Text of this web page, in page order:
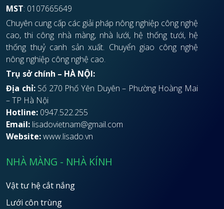
MST: 0107665649
Chuyên cung cấp các giải pháp nông nghiệp công nghệ
cao, thi công nhà màng, nhà lưới, hệ thống tưới, hệ
thống thuỷ canh sản xuất. Chuyển giao công nghệ
nông nghiệp công nghệ cao.
Trụ sở chính – HÀ NỘI:
Địa chỉ:Số 270 Phố Yên Duyên – Phường Hoàng Mai
– TP Hà Nội
Hotline: 0947.522.255
Email: lisadovietnam@gmail.com
Website:www.lisado.vn
NHÀ MÀNG - NHÀ KÍNH
Vật tư hệ cắt nắng
Lưới côn trùng